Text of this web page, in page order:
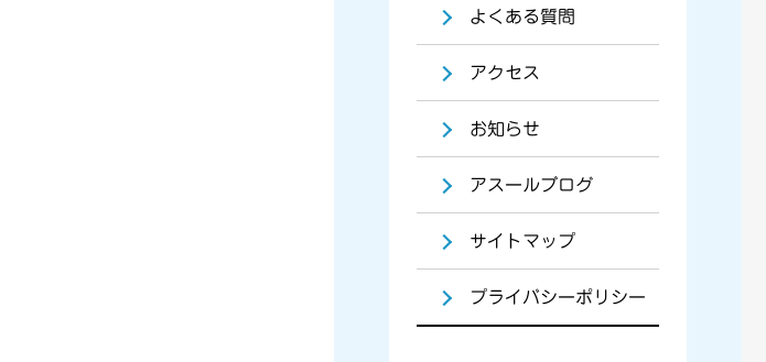
よくある質問
アクセス
お知らせ
アスールブログ
サイトマップ
プライバシーポリシー